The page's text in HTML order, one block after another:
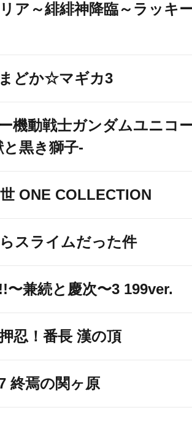
ア～緋緋神降臨～ラッキ
どか☆マギカ3
機動戦士ガンダムユニコ
黒き獅子-
ONE COLLECTION
スライムだった件
〜兼続と慶次〜3 199ver.
忍！番長 漢の頂
終焉の関ヶ原